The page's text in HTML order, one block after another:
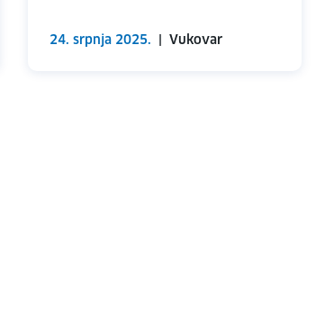
24. srpnja 2025. Vukovar